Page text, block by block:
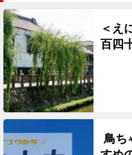
＜え
百四
鳥ち